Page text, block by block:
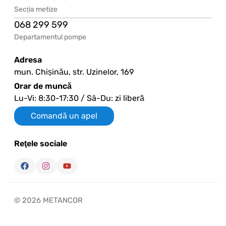
Secția metize
068 299 599
Departamentul pompe
Adresa
mun. Chișinău, str. Uzinelor, 169
Orar de muncă
Lu-Vi: 8:30-17:30 / Sâ-Du: zi liberă
Comandă un apel
Reţele sociale
© 2026 METANCOR